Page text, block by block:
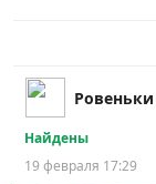
Найдены
19 февраля 17:29